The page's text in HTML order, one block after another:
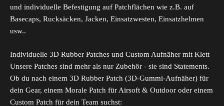
und individuelle Befestigung auf Patchflächen wie z.B. auf
Basecaps, Rucksäcken, Jacken, Einsatzwesten, Einsatzhelmen
usw..
Individuelle 3D Rubber Patches und Custom Aufnäher mit Klett
Unsere Patches sind mehr als nur Zubehör - sie sind Statements.
Ob du nach einem 3D Rubber Patch (3D-Gummi-Aufnäher) für
dein Gear, einem Morale Patch für Airsoft & Outdoor oder einem
Custom Patch für dein Team suchst: